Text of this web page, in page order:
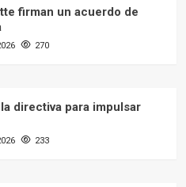
firman un acuerdo de
270
directiva para impulsar
233